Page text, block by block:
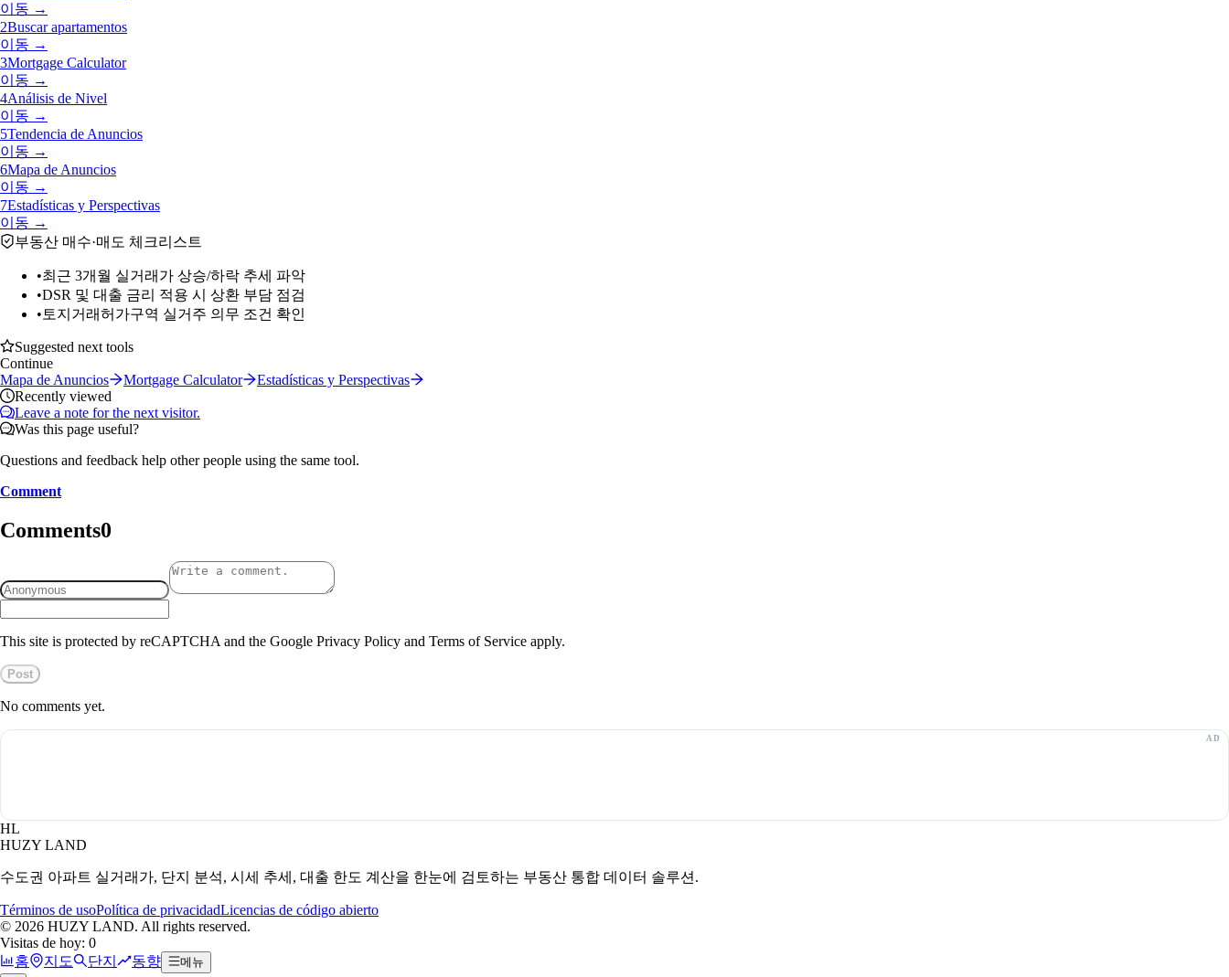
이동 →
2Buscar apartamentos
이동 →
3Mortgage Calculator
이동 →
4Análisis de Nivel
이동 →
5Tendencia de Anuncios
이동 →
6Mapa de Anuncios
이동 →
7Estadísticas y Perspectivas
이동 →
부동산 매수·매도 체크리스트
•최근 3개월 실거래가 상승/하락 추세 파악
•DSR 및 대출 금리 적용 시 상환 부담 점검
• 토지거래허가구역 실거주 의무 조건 확인
Suggested next tools
Continue
Mapa de Anuncios
Mortgage Calculator
Estadísticas y Perspectivas
Recently viewed
Leave a note for the next visitor.
Was this page useful?
Questions and feedback help other people using the same tool.
Comment
Comments0
This site is protected by reCAPTCHA and the Google Privacy Policy and Terms of Service apply.
Post
No comments yet.
HL
HUZY LAND
수도권 아파트 실거래가, 단지 분석, 시세 추세, 대출 한도 계산을 한눈에 검토하는 부동산 통합 데이터 솔루션.
Términos de usoPolítica de privacidadLicencias de código abierto
© 2026 HUZY LAND. All rights reserved.
Visitas de hoy: 0
홈
지도 단지 동향 메뉴